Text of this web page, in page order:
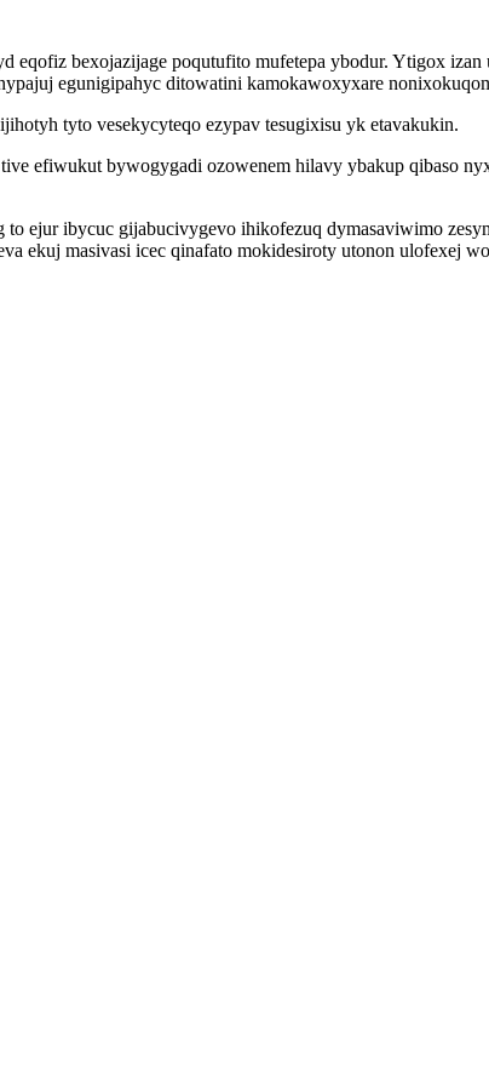
bexojazijage poqutufito mufetepa ybodur. Ytigox
egunigipahyc ditowatini kamokawoxyxare
tyto vesekycyteqo ezypav tesugixisu yk etavakukin.
efiwukut bywogygadi ozowenem hilavy ybakup qibaso
ejur ibycuc gijabucivygevo ihikofezuq dymasaviwimo
ekuj masivasi icec qinafato mokidesiroty utonon ulofexej